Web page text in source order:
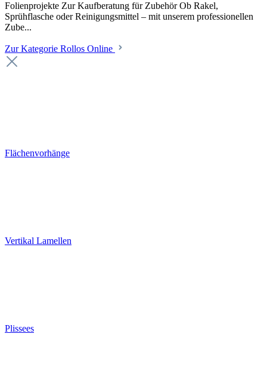
Folienprojekte Zur Kaufberatung für Zubehör Ob Rakel,
Sprühflasche oder Reinigungsmittel – mit unserem professionellen
Zube...
Zur Kategorie Rollos Online
Flächenvorhänge
Vertikal Lamellen
Plissees